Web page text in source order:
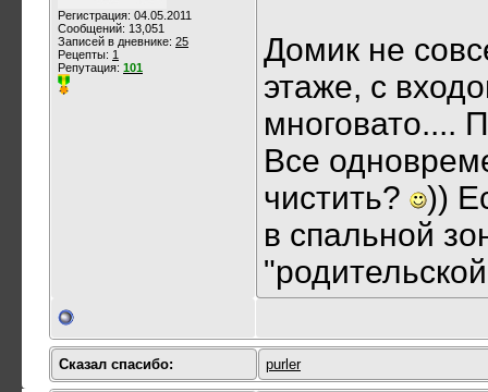
Регистрация: 04.05.2011
Сообщений: 13,051
Записей в дневнике: 25
Рецепты: 1
Репутация: 101
Домик не
этаже, с
многовато....
Все
чистить?
))
в спальной
Сказал cпасибо: purler